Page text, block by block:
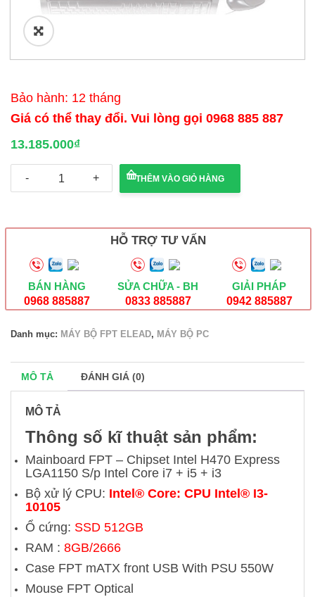
🔍
Bảo hành: 12 tháng
Giá có thể thay đổi. Vui lòng gọi 0968 885 887
13.185.000₫
tính
thương
Elead
số
lượng
THÊM VÀO GIỎ HÀNG
HỖ TRỢ TƯ VẤN
BÁN HÀNG
0968 885887
SỬA CHỮA - BH
0833 885887
GIẢI PHÁP
0942 885887
Danh mục: MÁY BỘ FPT ELEAD, MÁY BỘ PC
MÔ TẢ ĐÁNH GIÁ (0)
MÔ TẢ
Thông số kĩ thuật sản phẩm:
Mainboard FPT – Chipset Intel H470 Express
LGA1150 S/p Intel Core i7 + i5 + i3
Bộ xử lý CPU: Intel® Core: CPU Intel® I3-
10105
Ổ cứng: SSD 512GB
RAM : 8GB/2666
Case FPT mATX front USB With PSU 550W
Mouse FPT Optical